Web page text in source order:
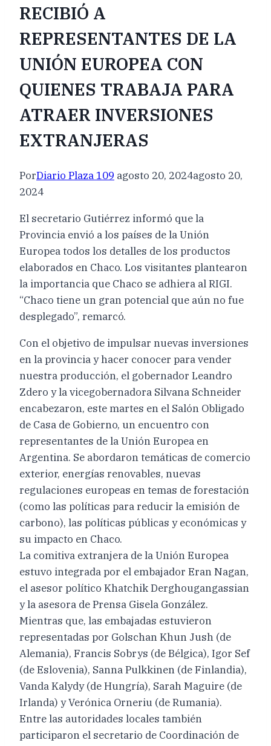
RECIBIÓ A
REPRESENTANTES DE LA
UNIÓN EUROPEA CON
QUIENES TRABAJA PARA
ATRAER INVERSIONES
EXTRANJERAS
PorDiario Plaza 109 agosto 20, 2024agosto 20,
2024
El secretario Gutiérrez informó que la
Provincia envió a los países de la Unión
Europea todos los detalles de los productos
elaborados en Chaco. Los visitantes plantearon
la importancia que Chaco se adhiera al RIGI.
“Chaco tiene un gran potencial que aún no fue
desplegado”, remarcó.
Con el objetivo de impulsar nuevas inversiones
en la provincia y hacer conocer para vender
nuestra producción, el gobernador Leandro
Zdero y la vicegobernadora Silvana Schneider
encabezaron, este martes en el Salón Obligado
de Casa de Gobierno, un encuentro con
representantes de la Unión Europea en
Argentina. Se abordaron temáticas de comercio
exterior, energías renovables, nuevas
regulaciones europeas en temas de forestación
(como las políticas para reducir la emisión de
carbono), las políticas públicas y económicas y
su impacto en Chaco.
La comitiva extranjera de la Unión Europea
estuvo integrada por el embajador Eran Nagan,
el asesor político Khatchik Derghougangassian
y la asesora de Prensa Gisela González.
Mientras que, las embajadas estuvieron
representadas por Golschan Khun Jush (de
Alemania), Francis Sobrys (de Bélgica), Igor Sef
(de Eslovenia), Sanna Pulkkinen (de Finlandia),
Vanda Kalydy (de Hungría), Sarah Maguire (de
Irlanda) y Verónica Orneriu (de Rumania).
Entre las autoridades locales también
participaron el secretario de Coordinación de